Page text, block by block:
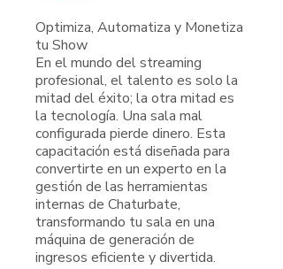
Optimiza, Automatiza y Monetiza
tu Show
En el mundo del streaming
profesional, el talento es solo la
mitad del éxito; la otra mitad es
la tecnología. Una sala mal
configurada pierde dinero. Esta
capacitación está diseñada para
convertirte en un experto en la
gestión de las herramientas
internas de Chaturbate,
transformando tu sala en una
máquina de generación de
ingresos eficiente y divertida.